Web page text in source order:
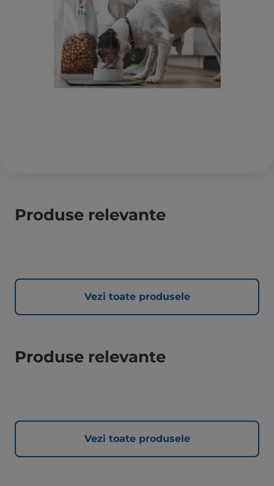
Produse relevante
Vezi toate produsele
Produse relevante
Vezi toate produsele